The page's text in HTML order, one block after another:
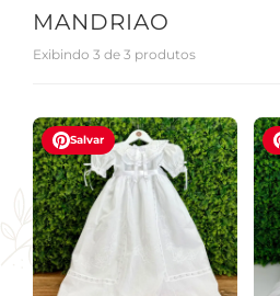
MANDRIAO
Exibindo 3 de 3 produtos
Salvar